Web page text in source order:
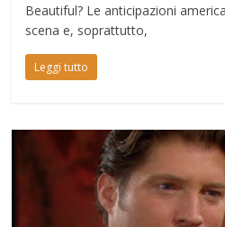
Beautiful? Le anticipazioni
scena e, soprattutto,
Leggi tutto